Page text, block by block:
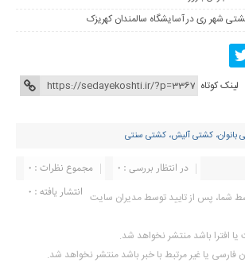
شهر ری در آسایشگاه سالمندان کهریزک
لینک کوتاه
بانوان، کشتی آلیش، کشتی سنتی
مجموع نظرات : 0
در انتظار بررسی : 0
انتشار یافته : ۰ شما، پس از تایید توسط مدیران سایت
افترا باشد منتشر نخواهد شد.
فارسی یا غیر مرتبط با خبر باشد منتشر نخواهد شد.